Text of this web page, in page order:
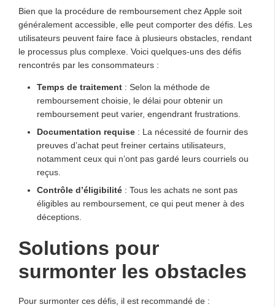
Bien que la procédure de remboursement chez Apple soit
généralement accessible, elle peut comporter des défis. Les
utilisateurs peuvent faire face à plusieurs obstacles, rendant
le processus plus complexe. Voici quelques-uns des défis
rencontrés par les consommateurs :
Temps de traitement : Selon la méthode de
remboursement choisie, le délai pour obtenir un
remboursement peut varier, engendrant frustrations.
Documentation requise : La nécessité de fournir des
preuves d’achat peut freiner certains utilisateurs,
notamment ceux qui n’ont pas gardé leurs courriels ou
reçus.
Contrôle d’éligibilité : Tous les achats ne sont pas
éligibles au remboursement, ce qui peut mener à des
déceptions.
Solutions pour
surmonter les obstacles
Pour surmonter ces défis, il est recommandé de :